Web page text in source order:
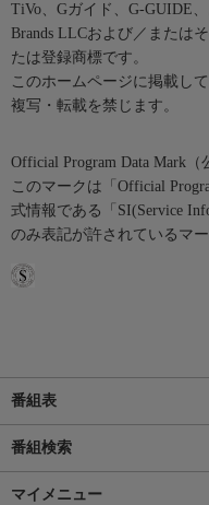
TiVo、Gガイド、G-GUIDE
Brands LLCおよび／または
たは登録商標です。
このホームページに掲載し
複写・転載を禁じます。
Official Program Data Mark（
このマークは「Official
式情報である「SI(Service
のみ表記が許されているマー
番組表
番組検索
マイメニュー